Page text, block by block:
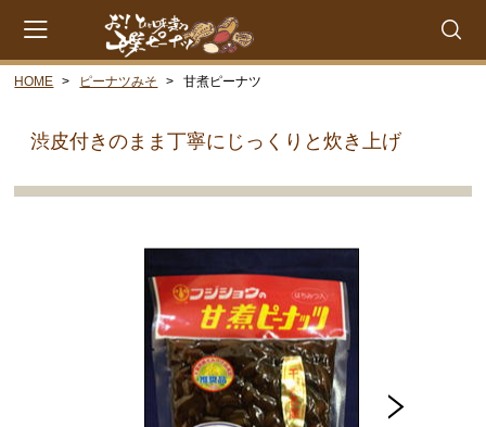
HOME ピーナツみそ 甘煮ピーナツ
渋皮付きのまま丁寧にじっくりと炊き上げ